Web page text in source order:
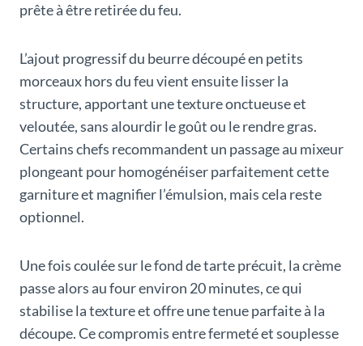
prête à être retirée du feu.
L’ajout progressif du beurre découpé en petits
morceaux hors du feu vient ensuite lisser la
structure, apportant une texture onctueuse et
veloutée, sans alourdir le goût ou le rendre gras.
Certains chefs recommandent un passage au mixeur
plongeant pour homogénéiser parfaitement cette
garniture et magnifier l’émulsion, mais cela reste
optionnel.
Une fois coulée sur le fond de tarte précuit, la crème
passe alors au four environ 20 minutes, ce qui
stabilise la texture et offre une tenue parfaite à la
découpe. Ce compromis entre fermeté et souplesse